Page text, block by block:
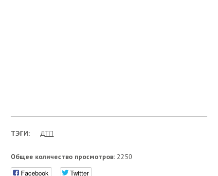
ТЭГИ: ДТП
Общее количество просмотров: 2250
Facebook Twitter